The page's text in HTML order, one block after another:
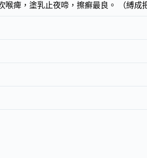
喉痺，塗乳止夜啼，擦癬最良。 （縛成